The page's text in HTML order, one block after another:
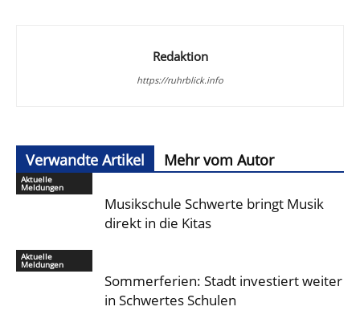
Redaktion
https://ruhrblick.info
Verwandte Artikel Mehr vom Autor
Aktuelle
Meldungen
Musikschule Schwerte bringt Musik
direkt in die Kitas
Aktuelle
Meldungen
Sommerferien: Stadt investiert weiter
in Schwertes Schulen